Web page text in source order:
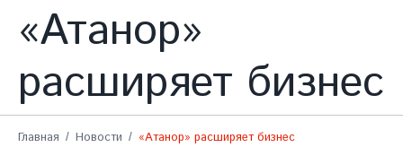
«Атанор»
расширяет бизнес
Главная Новости «Атанор» расширяет бизнес